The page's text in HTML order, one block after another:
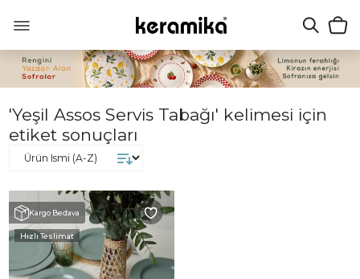
'Yeşil Assos Servis Tabağı' kelimesi için
etiket sonuçları
Kargo Bedava
Hızlı Teslimat